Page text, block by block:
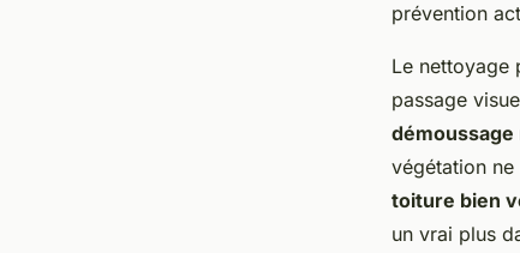
prévention
Le nettoyage
passage
végétation
toiture bien
un vrai plus